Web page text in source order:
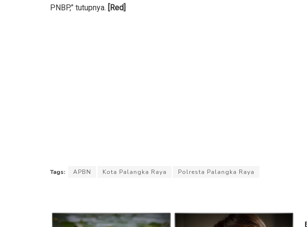
PNBP,” tutupnya. [Red]
Tags: APBN Kota Palangka Raya Polresta Palangka Raya